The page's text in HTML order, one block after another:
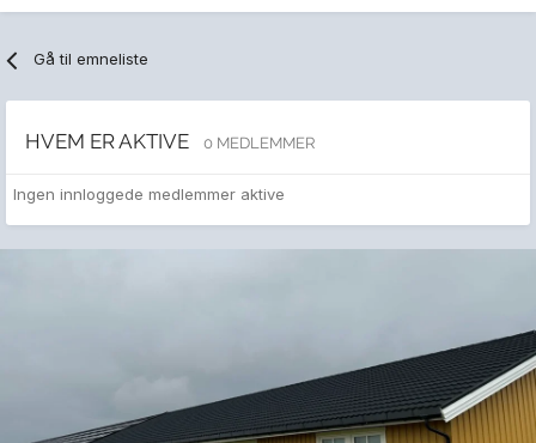
Gå til emneliste
HVEM ER AKTIVE 0 MEDLEMMER
Ingen innloggede medlemmer aktive